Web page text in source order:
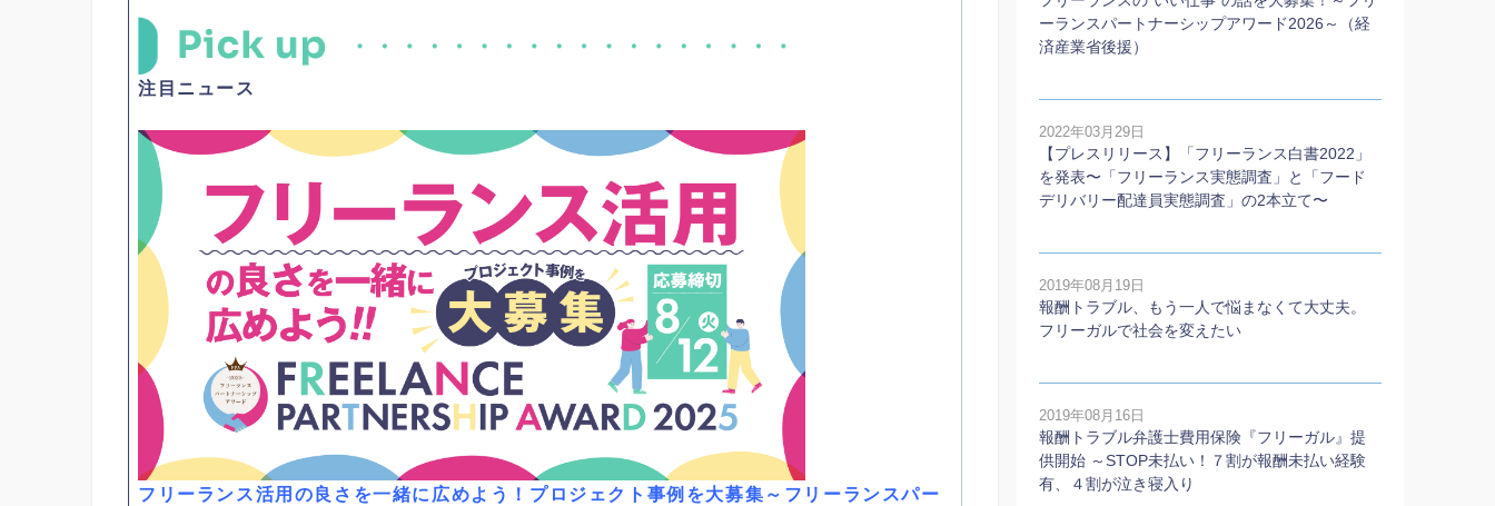
注目ニュース
フリーランス活用の良さを一緒に広めよう！プロジェクト事例を大募集～フリーランスパー
ーランスパートナーシップアワード2026～（経
済産業省後援）
2022年03月29日
【プレスリリース】「フリーランス白書2022」
を発表〜「フリーランス実態調査」と「フード
デリバリー配達員実態調査」の2本⽴て〜
2019年08月19日
報酬トラブル、もう一人で悩まなくて大丈夫。
フリーガルで社会を変えたい
2019年08月16日
報酬トラブル弁護士費用保険『フリーガル』提
供開始 ～STOP未払い！７割が報酬未払い経験
有、４割が泣き寝入り